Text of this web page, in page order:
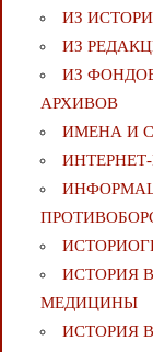
ИЗ
ИЗ
ИЗ
АРХИВОВ
ИМЕНА И
ИСТОРИЯ
МЕДИЦИНЫ
ИСТОРИЯ